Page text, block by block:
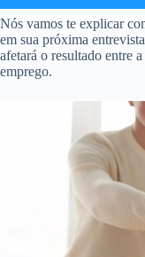
Nós vamos te explicar
em sua próxima
afetará o resultado entre
emprego.